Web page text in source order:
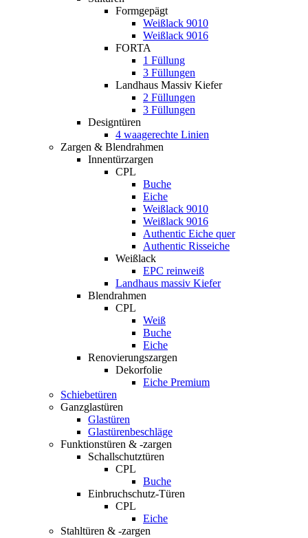
Formgepägt
Weißlack 9010
Weißlack 9016
FORTA
1 Füllung
3 Füllungen
Landhaus Massiv Kiefer
2 Füllungen
3 Füllungen
Designtüren
4 waagerechte Linien
Zargen & Blendrahmen
Innentürzargen
CPL
Buche
Eiche
Weißlack 9010
Weißlack 9016
Authentic Eiche quer
Authentic Risseiche
Weißlack
EPC reinweiß
Landhaus massiv Kiefer
Blendrahmen
CPL
Weiß
Buche
Eiche
Renovierungszargen
Dekorfolie
Eiche Premium
Schiebetüren
Ganzglastüren
Glastüren
Glastürenbeschläge
Funktionstüren & -zargen
Schallschutztüren
CPL
Buche
Einbruchschutz-Türen
CPL
Eiche
Stahltüren & -zargen